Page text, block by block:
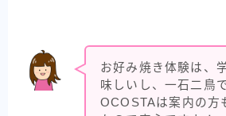
お好み焼き体験は、
味しいし、一石二鳥
OCOSTAは案内の方